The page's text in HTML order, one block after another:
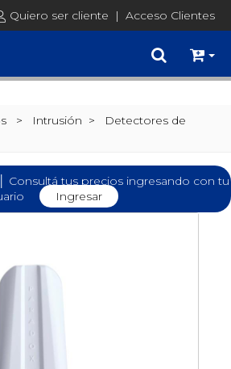
Quiero ser cliente | Acceso Clientes
> Intrusión >
Detectores de
Consultá tus precios ingresando con tu
Ingresar